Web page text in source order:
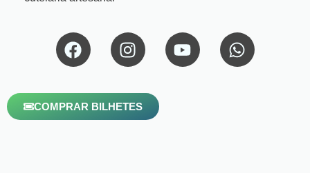
COMPRAR BILHETES